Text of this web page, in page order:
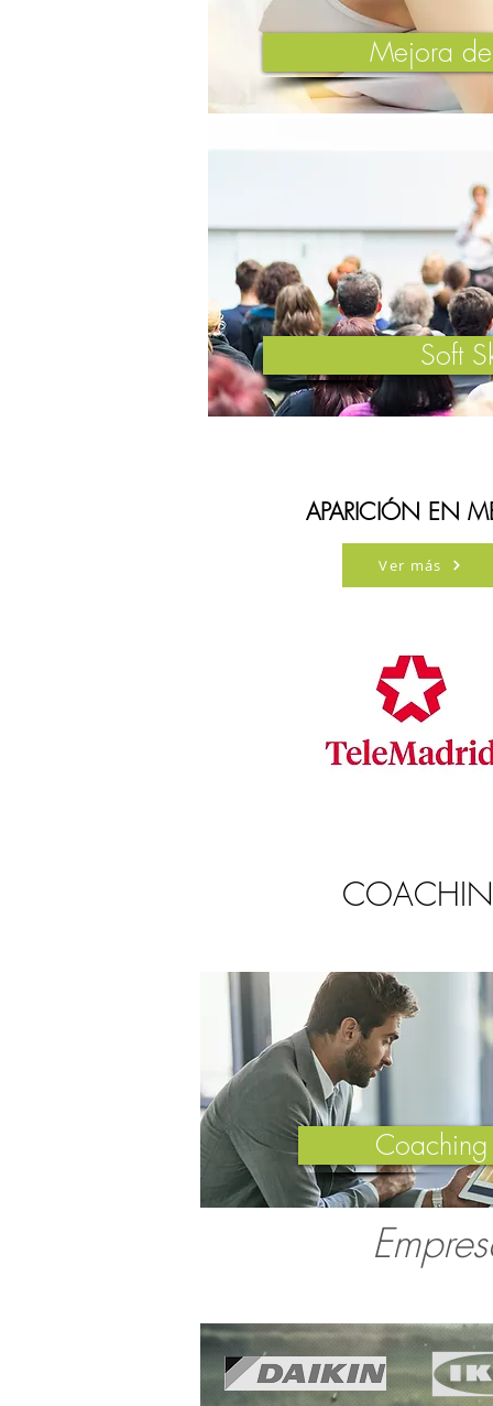
Mejora
Soft
APARICIÓN EN
Ver más
Coaching